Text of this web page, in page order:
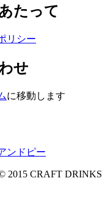
たって
リシー
せ
に移動します
ンドピー
2015 CRAFT DRINKS